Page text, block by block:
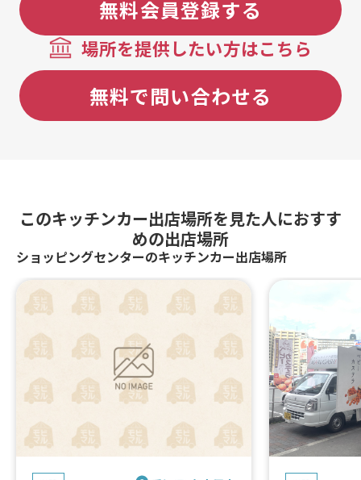
無料会員登録する
場所を提供したい方はこちら
無料で問い合わせる
このキッチンカー出店場所を見た人におすす
めの出店場所
ショッピングセンターのキッチンカー出店場所